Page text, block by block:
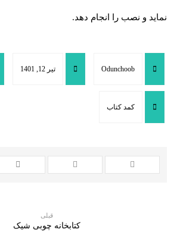
نماید و نصب را انجام دهد.
Odunchoob تیر 12, 1401
کمد کتاب
قبلی
کتابخانه چوبی شیک